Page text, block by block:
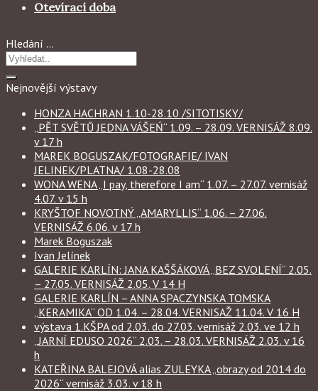
Otevírací doba
Hledání …
Nejnovější výstavy
HONZA HACHRAN 1.10-28.10 /SITOTISKY/
„PĚT SVĚTŮ JEDNA VÁŠEŃ“ 1.09. – 28.09. VERNISÁŽ 8.09.
v 17 h
MAREK BOGUSZAK/FOTOGRAFIE/ IVAN
JELINEK/PLATNA/ 1.08-28.08
WONA WENA „I pay, therefore I am“ 1.07. – 27.07. vernisáž
4.07. v 15 h
KRYŠTOF NOVOTNÝ „AMARYLLIS“ 1.06. – 27.06.
VERNISÁŽ 6.06. v 17 h
Marek Boguszak
Ivan Jelínek
GALERIE KARLÍN: JANA KAŠŠÁKOVÁ „BEZ SVOLENÍ“ 2.05.
– 27.05. VERNISÁŽ 2.05. V 14 H
GALERIE KARLÍN – ANNA SPACZYNSKA TOMSKA
„KERAMIKA“ OD 1.04. – 28.04. VERNISAŽ 11.04. V 16 H
výstava 1.KŠPA od 2.03. do 27.03. vernisáž 2.03. ve 12 h
„JARNÍ EDUSO 2026“ 2.03. – 28.03. VERNISÁŽ 2.03. v 16
h
KATEŘINA BALEJOVÁ alias ZULEYKA „obrazy od 2014 do
2026“ vernisáž 3.03. v 18 h